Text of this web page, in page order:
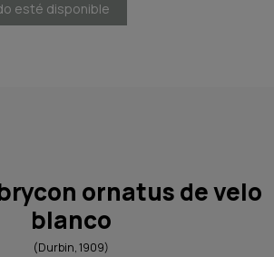
ornatus de velo
blanco
(Durbin, 1909)